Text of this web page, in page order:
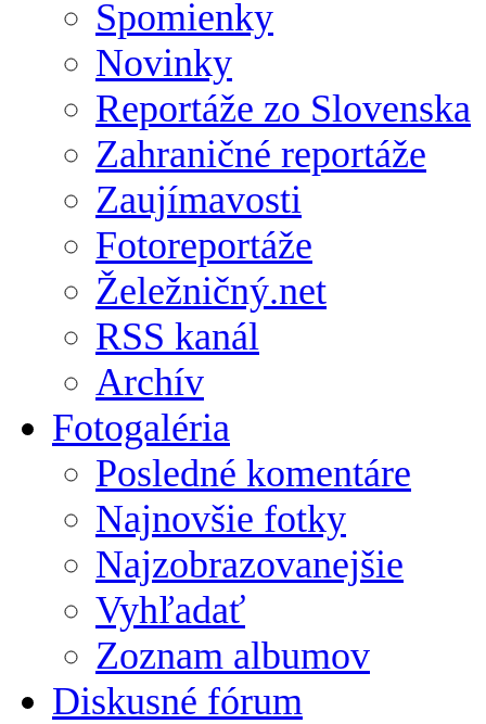
Spomienky
Novinky
Reportáže zo Slovenska
Zahraničné reportáže
Zaujímavosti
Fotoreportáže
Želežničný.net
RSS kanál
Archív
Fotogaléria
Posledné komentáre
Najnovšie fotky
Najzobrazovanejšie
Vyhľadať
Zoznam albumov
Diskusné fórum